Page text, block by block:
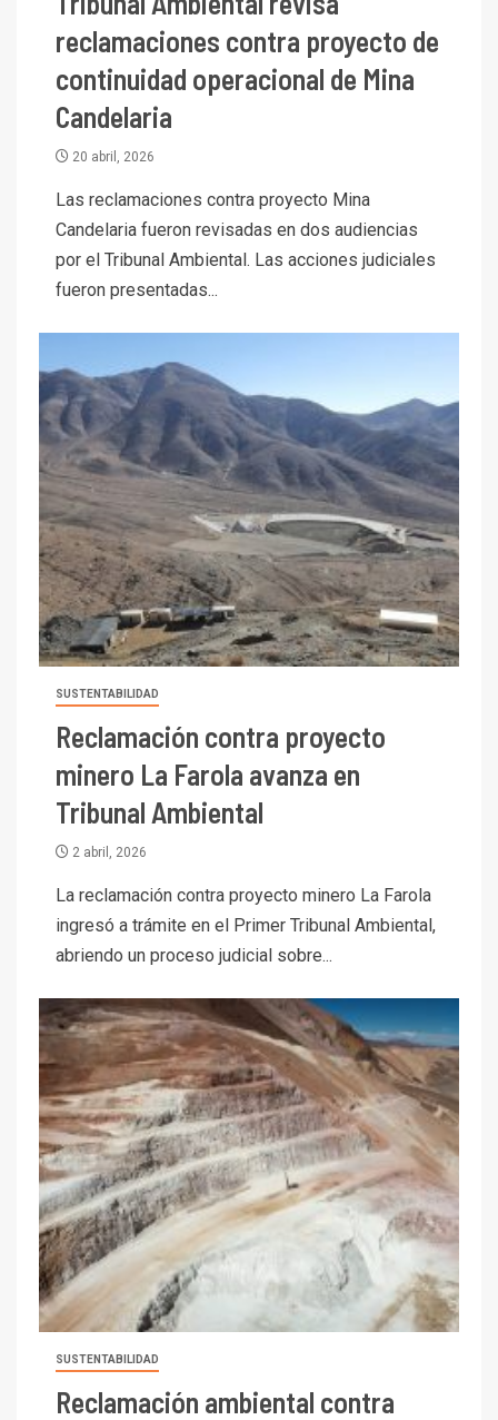
reclamaciones contra proyecto de
continuidad operacional de Mina
Candelaria
20 abril, 2026
Las reclamaciones contra proyecto Mina
Candelaria fueron revisadas en dos audiencias
por el Tribunal Ambiental. Las acciones judiciales
fueron presentadas...
SUSTENTABILIDAD
Reclamación contra proyecto
minero La Farola avanza en
Tribunal Ambiental
2 abril, 2026
La reclamación contra proyecto minero La Farola
ingresó a trámite en el Primer Tribunal Ambiental,
abriendo un proceso judicial sobre...
SUSTENTABILIDAD
Reclamación ambiental contra